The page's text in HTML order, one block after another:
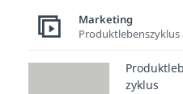
Marketing
Produktlebenszyklus
zyklus